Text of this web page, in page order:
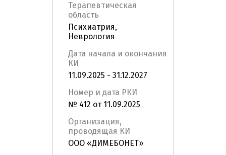
Терапевтическая
область
Психиатрия,
Неврология
Дата начала и окончания
КИ
11.09.2025 - 31.12.2027
Номер и дата РКИ
№ 412 от 11.09.2025
Организация,
проводящая КИ
ООО «ДИМЕБОНЕТ»